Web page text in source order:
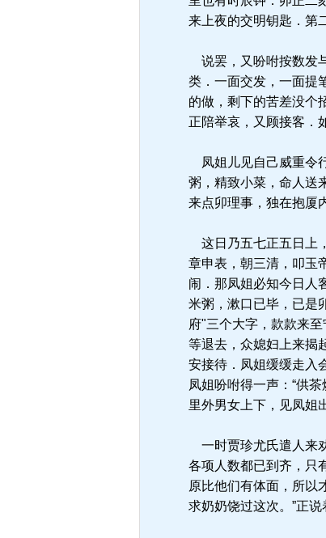
来上夜的交明钥匙．第
说罢，又吩咐按数发
类．一面交发，一面提
的做，剩下的苦差没个
正陪举哀，又顾接客．
凤姐儿见自己威重令
粥，精致小菜，命人送
来点卯理事，独在抱厦
这日乃五七正五日上
章申表，朝三清，叩玉
闹．那凤姐必知今日人
米粥，漱口已毕，已是
府"三个大字，款款来
等退去，众媳妇上来揭
安接待．凤姐缓缓走入
凤姐吩咐得一声：“供
里外男女上下，见凤姐
一时贾珍尤氏遣人来
各项人数都已到齐，只
原比他们有体面，所以
求奶奶饶过这次。”正